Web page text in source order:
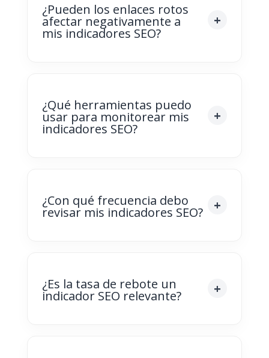
¿Pueden los enlaces rotos
afectar negativamente a
mis indicadores SEO?
¿Qué herramientas puedo
usar para monitorear mis
indicadores SEO?
¿Con qué frecuencia debo
revisar mis indicadores SEO?
¿Es la tasa de rebote un
indicador SEO relevante?